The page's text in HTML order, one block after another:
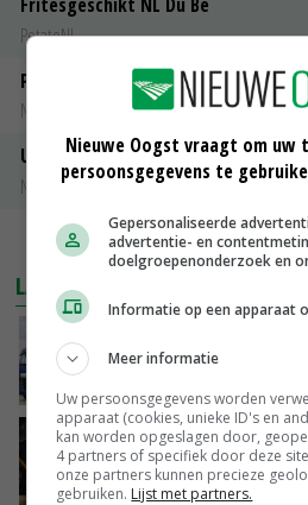
PotatoNL
Peen
Noteringen
Uien Middenmeer Geel 30-60% grof
Noteringen
MEER
LAATSTE NIEUWS
ForFarmers groeit
toenemen
Zalmkweker wil
voorbeeld kan
VANDAAG, 06:21
Nieuwe Oogst vraagt om uw
persoonsgegevens te
Gepersonaliseerde
advertentie- en
doelgroepenonderzoek en
Informatie op een apparaat
Meer informatie
Uw persoonsgegevens worden
apparaat (cookies, unieke ID's en
kan worden opgeslagen door,
4 partners of specifiek door deze
onze partners kunnen precieze
gebruiken. Lijst met partners.